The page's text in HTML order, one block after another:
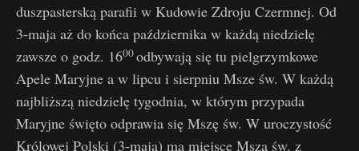
duszpasterską parafii w Kudowie Zdroju Czermnej. Od
3-maja aż do końca października w każdą niedzielę
zawsze o godz. 1600odbywają się tu pielgrzymkowe
Apele Maryjne a w lipcu i sierpniu Msze św. W każdą
najbliższą niedzielę tygodnia, w którym przypada
Maryjne święto odprawia się Mszę św. W uroczystość
Królowej Polski (3-maja) ma miejsce Msza św. z